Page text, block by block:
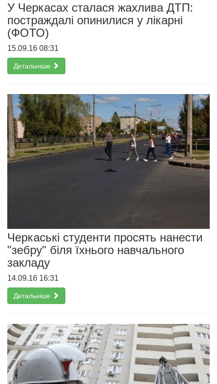
У Черкасах сталася жахлива ДТП:
постраждалі опинилися у лікарні
(ФОТО)
15.09.16 08:31
Детальніше
Черкаські студенти просять нанести
"зебру" біля їхнього навчального
закладу
14.09.16 16:31
Детальніше